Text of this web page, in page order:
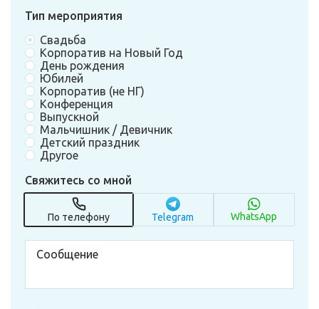
Тип мероприятия
Свадьба
Корпоратив на Новый Год
День рождения
Юбилей
Корпоратив (не НГ)
Конференция
Выпускной
Мальчишник / Девичник
Детский праздник
Другое
Свяжитесь со мной
По телефону Telegram WhatsApp